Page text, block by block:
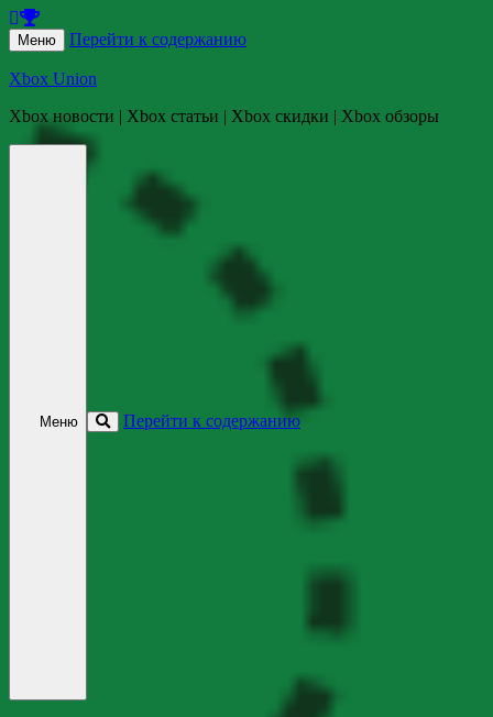
Меню Перейти к содержанию
Xbox Union
Xbox новости | Xbox статьи | Xbox скидки | Xbox обзоры
Меню Перейти к содержанию